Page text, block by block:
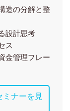
造の分解と整
設計思考
ス
金管理フレー
ミナーを見